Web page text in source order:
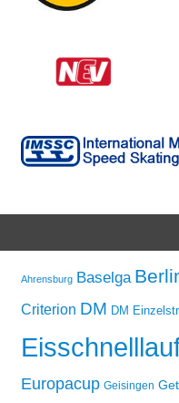
Ahrensburg Baselga
Criterion DM DM
Europacup Geisingen